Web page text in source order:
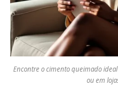
Encontre o cimento queimado
ou em